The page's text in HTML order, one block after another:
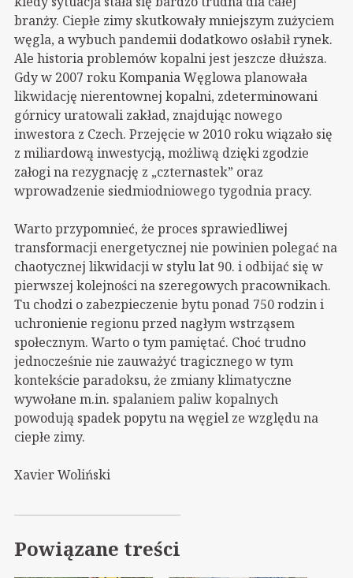
branży. Ciepłe zimy skutkowały mniejszym zużyciem
węgla, a wybuch pandemii dodatkowo osłabił rynek.
Ale historia problemów kopalni jest jeszcze dłuższa.
Gdy w 2007 roku Kompania Węglowa planowała
likwidację nierentownej kopalni, zdeterminowani
górnicy uratowali zakład, znajdując nowego
inwestora z Czech. Przejęcie w 2010 roku wiązało się
z miliardową inwestycją, możliwą dzięki zgodzie
załogi na rezygnację z „czternastek” oraz
wprowadzenie siedmiodniowego tygodnia pracy.
Warto przypomnieć, że proces sprawiedliwej
transformacji energetycznej nie powinien polegać na
chaotycznej likwidacji w stylu lat 90. i odbijać się w
pierwszej kolejności na szeregowych pracownikach.
Tu chodzi o zabezpieczenie bytu ponad 750 rodzin i
uchronienie regionu przed nagłym wstrząsem
społecznym. Warto o tym pamiętać. Choć trudno
jednocześnie nie zauważyć tragicznego w tym
kontekście paradoksu, że zmiany klimatyczne
wywołane m.in. spalaniem paliw kopalnych
powodują spadek popytu na węgiel ze względu na
ciepłe zimy.
Xavier Woliński
Powiązane treści